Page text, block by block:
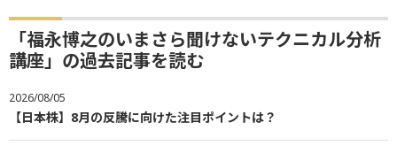
「福永博之のいまさら聞けないテクニカル分析
講座」の過去記事を読む
2026/08/05
【日本株】8月の反騰に向けた注目ポイントは？